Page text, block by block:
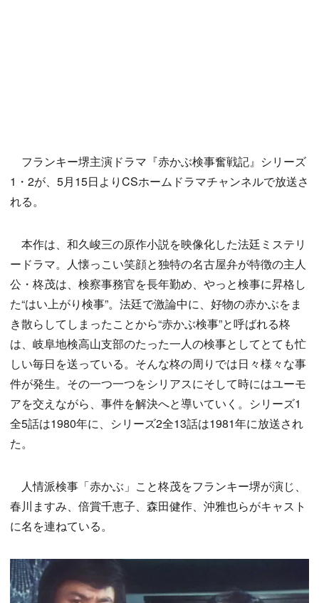
フランキー堺主演ドラマ『赤かぶ検事奮戦記』シリーズ
1・2が、5月15日よりCSホームドラマチャンネルで放送さ
れる。
本作は、和久峻三の原作小説を映像化した法廷ミステリ
ードラマ。人懐っこい笑顔と独特の名古屋弁が特徴の主人
公・柊茂は、検察事務官を長年勤め、やっと検事に昇格し
た“はい上がり検事”。法廷で激論中に、好物の赤かぶをま
き散らしてしまったことから“赤かぶ検事”と呼ばれる柊
は、岐阜地検高山支部のたった一人の検事としてとても忙
しい毎日を送っている。そんな柊の周りでは日々様々な事
件が発生。その一つ一つをシリアスにそして時にはユーモ
アを交えながら、事件を解決へと導いていく。シリーズ1
全5話は1980年に、シリーズ2全13話は1981年に放送され
た。
人情派検事「赤かぶ」こと柊茂をフランキー堺が演じ、
春川ますみ、倍賞千恵子、森田健作、沖雅也らがキャスト
に名を連ねている。